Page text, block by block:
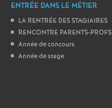
ENTRÉE DANS LE MÉTIER
LA RENTRÉE DES STAGIAIRES
RENCONTRE PARENTS-PROFS
Année de concours
Année de stage